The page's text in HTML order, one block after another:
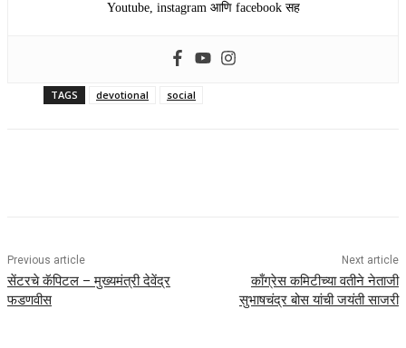
Youtube, instagram आणि facebook सह
TAGS devotional social
Previous article
सेंटरचे कॅपिटल – मुख्यमंत्री देवेंद्र
फडणवीस
Next article
काँग्रेस कमिटीच्या वतीने नेताजी
सुभाषचंद्र बोस यांची जयंती साजरी